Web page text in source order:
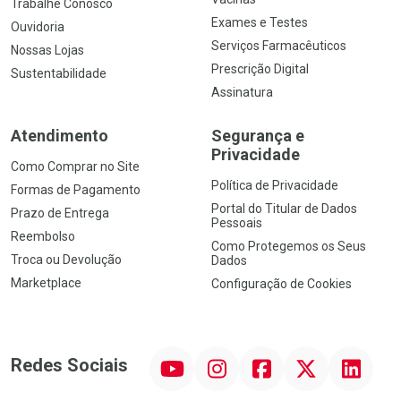
Trabalhe Conosco
Ouvidoria
Nossas Lojas
Sustentabilidade
Exames e Testes
Serviços Farmacêuticos
Prescrição Digital
Assinatura
Atendimento
Como Comprar no Site
Formas de Pagamento
Prazo de Entrega
Reembolso
Troca ou Devolução
Marketplace
Segurança e
Privacidade
Política de Privacidade
Portal do Titular de Dados
Pessoais
Como Protegemos os Seus
Dados
Configuração de Cookies
Redes Sociais InstagramFacebookTwitter Linkedin